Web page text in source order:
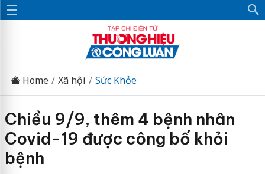
Home Xã hội Sức Khỏe
Chiều 9/9, thêm 4 bệnh nhân
Covid-19 được công bố khỏi
bệnh